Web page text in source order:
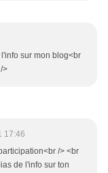
sur mon blog<br
>
17:46
/> <br
de l'info sur ton